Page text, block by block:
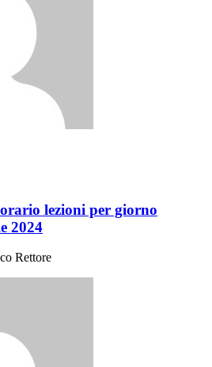
lezioni per giorno
2024
Rettore